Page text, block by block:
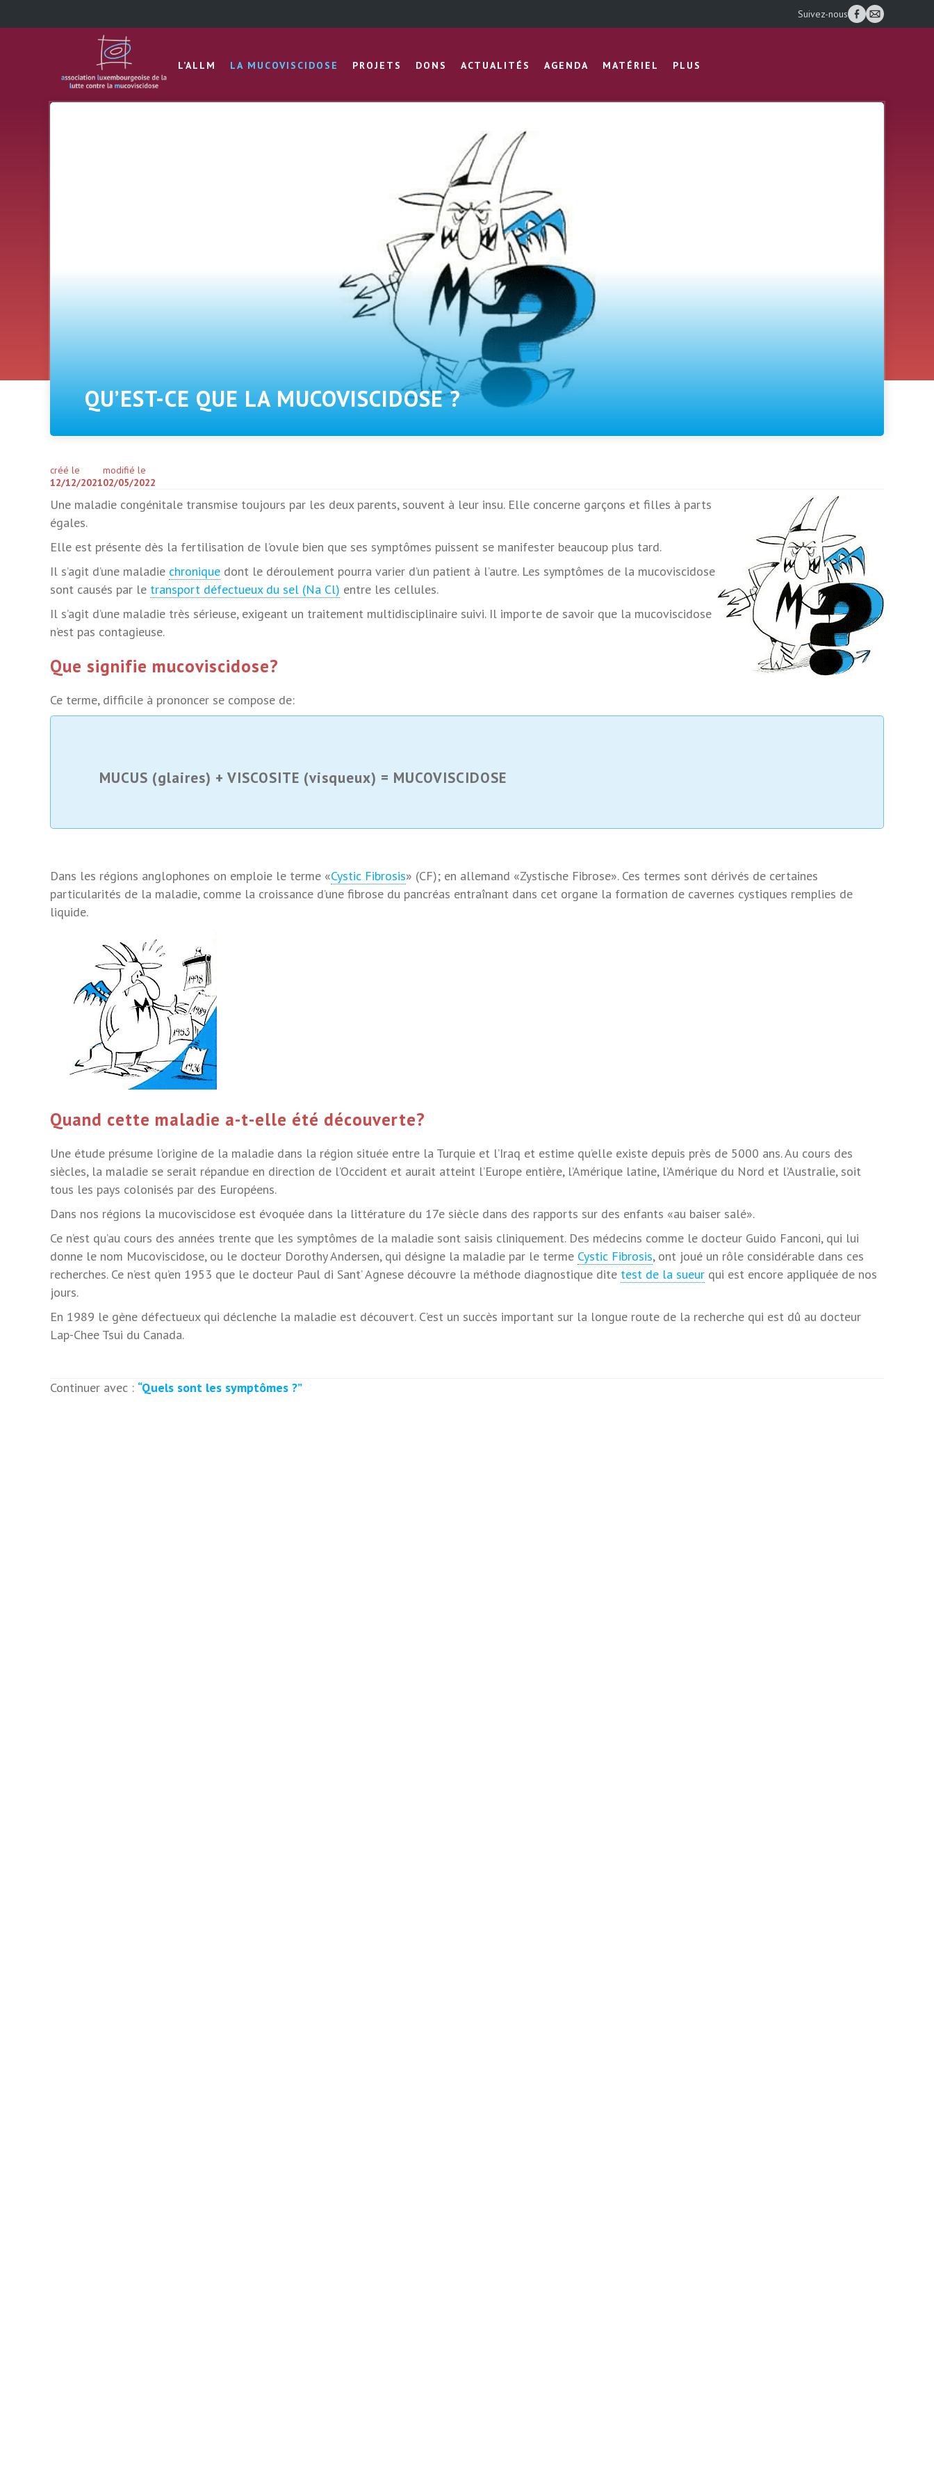
Suivez-nous
L’ALLM LA MUCOVISCIDOSE PROJETS DONS ACTUALITÉS AGENDA MATÉRIEL PLUS
QU’EST-CE QUE LA MUCOVISCIDOSE ?
créé le
12/12/2021
modifié le
02/05/2022
Une maladie congénitale transmise toujours par les deux parents, souvent à leur insu. Elle concerne garçons et filles à parts
égales.
Elle est présente dès la fertilisation de l’ovule bien que ses symptômes puissent se manifester beaucoup plus tard.
Il s’agit d’une maladie chronique dont le déroulement pourra varier d’un patient à l’autre. Les symptômes de la mucoviscidose
sont causés par le transport défectueux du sel (Na Cl) entre les cellules.
Il s’agit d’une maladie très sérieuse, exigeant un traitement multidisciplinaire suivi. Il importe de savoir que la mucoviscidose
n’est pas contagieuse.
Que signifie mucoviscidose?
Ce terme, difficile à prononcer se compose de:
MUCUS (glaires) + VISCOSITE (visqueux) = MUCOVISCIDOSE
Dans les régions anglophones on emploie le terme «Cystic Fibrosis» (CF); en allemand «Zystische Fibrose». Ces termes sont dérivés de certaines
particularités de la maladie, comme la croissance d’une fibrose du pancréas entraînant dans cet organe la formation de cavernes cystiques remplies de
liquide.
Quand cette maladie a-t-elle été découverte?
Une étude présume l’origine de la maladie dans la région située entre la Turquie et l’Iraq et estime qu’elle existe depuis près de 5000 ans. Au cours des
siècles, la maladie se serait répandue en direction de l’Occident et aurait atteint l’Europe entière, l’Amérique latine, l’Amérique du Nord et l’Australie, soit
tous les pays colonisés par des Européens.
Dans nos régions la mucoviscidose est évoquée dans la littérature du 17e siècle dans des rapports sur des enfants «au baiser salé».
Ce n’est qu’au cours des années trente que les symptômes de la maladie sont saisis cliniquement. Des médecins comme le docteur Guido Fanconi, qui lui
donne le nom Mucoviscidose, ou le docteur Dorothy Andersen, qui désigne la maladie par le terme Cystic Fibrosis, ont joué un rôle considérable dans ces
recherches. Ce n’est qu’en 1953 que le docteur Paul di Sant’ Agnese découvre la méthode diagnostique dite test de la sueur qui est encore appliquée de nos
jours.
En 1989 le gène défectueux qui déclenche la maladie est découvert. C’est un succès important sur la longue route de la recherche qui est dû au docteur
Lap-Chee Tsui du Canada.
Continuer avec : “Quels sont les symptômes ?”